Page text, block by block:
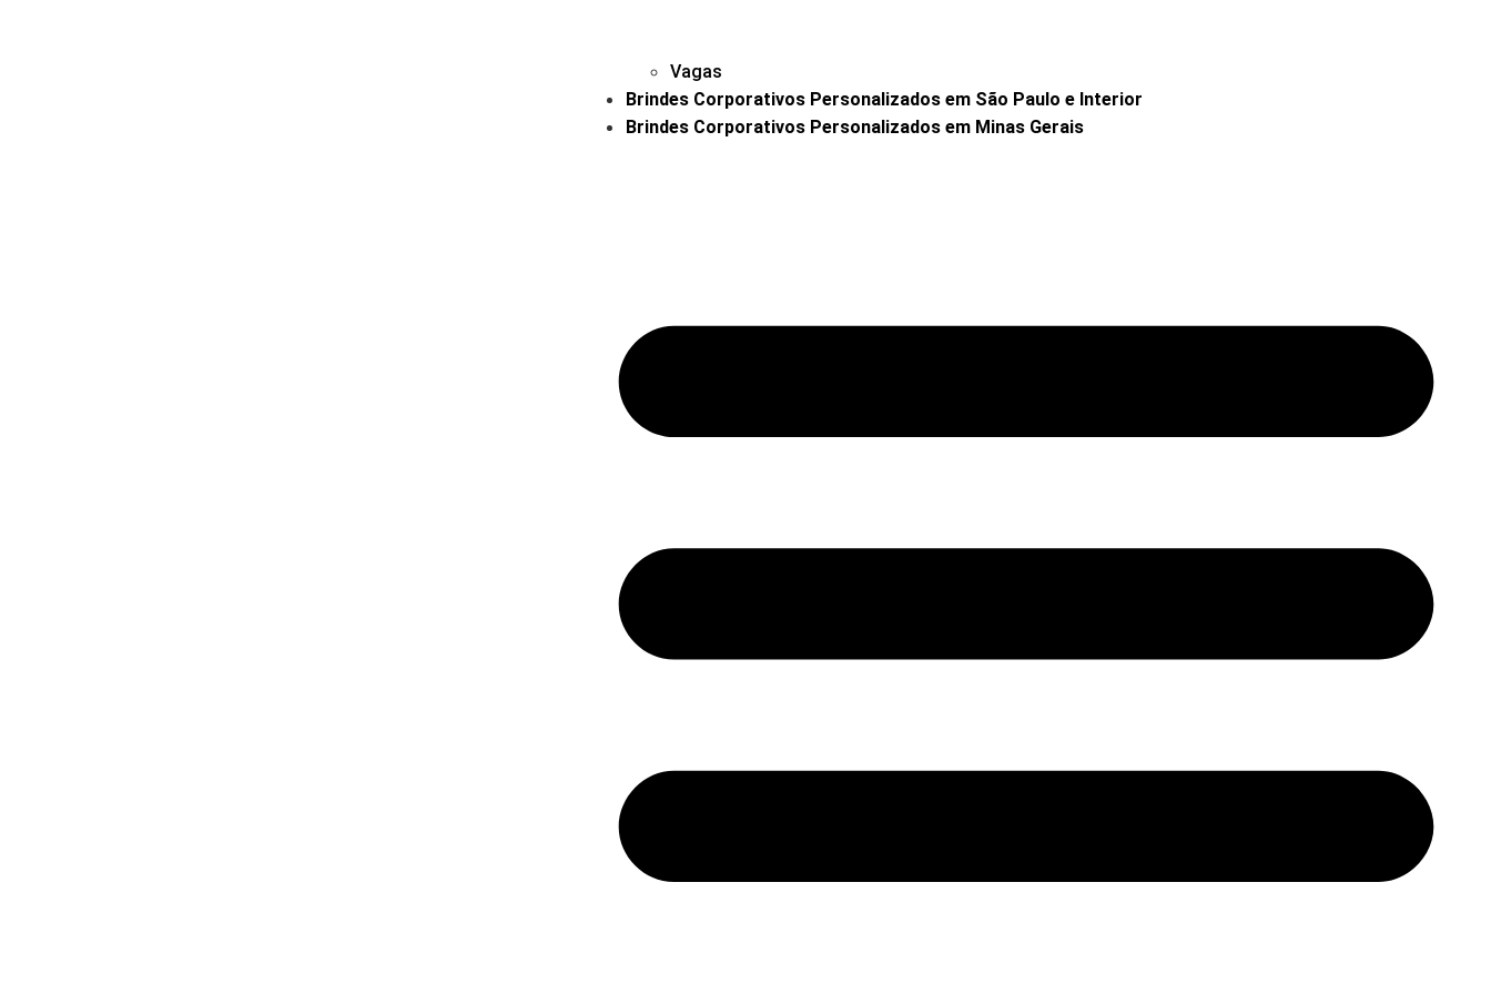
Vagas
Brindes Corporativos Personalizados em São Paulo e Interior
Brindes Corporativos Personalizados em Minas Gerais